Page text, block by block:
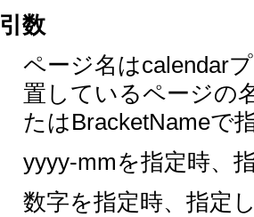
引数
ページ名はcalendar
置しているページの
たはBracketNameで
yyyy-mmを指定時、
数字を指定時、指定